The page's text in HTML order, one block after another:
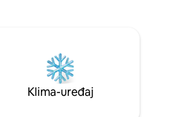
Obiteljska 💫 atmosfera,
za uživanje u
Klima-uređaj